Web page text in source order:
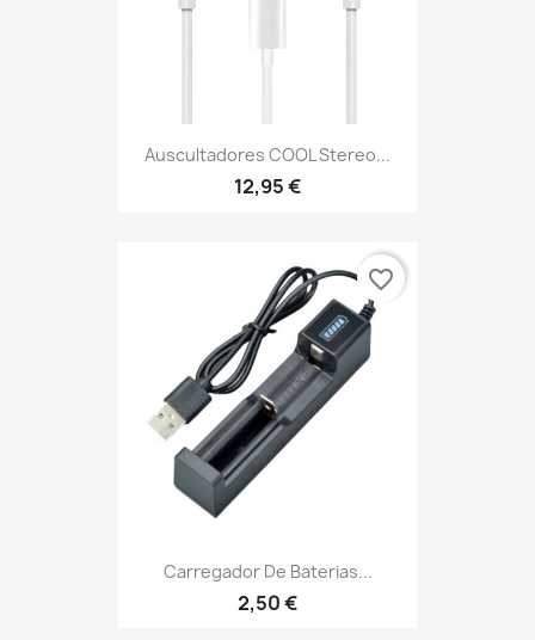
Auscultadores COOL Stereo...
12,95 €
Carregador De Baterias...
2,50 €
favorite_border